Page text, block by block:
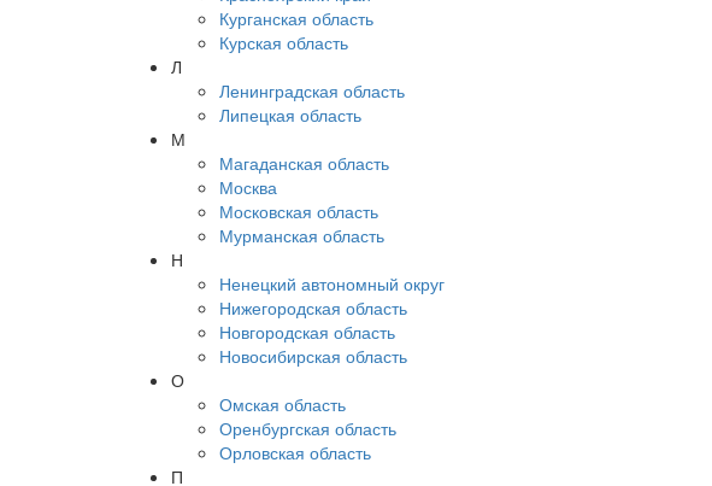
Курганская область
Курская область
Л
Ленинградская область
Липецкая область
М
Магаданская область
Москва
Московская область
Мурманская область
Н
Ненецкий автономный округ
Нижегородская область
Новгородская область
Новосибирская область
О
Омская область
Оренбургская область
Орловская область
П